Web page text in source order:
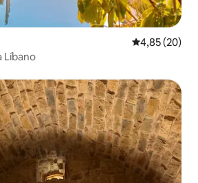
4,85 de uma
4,85 (20)
Líbano